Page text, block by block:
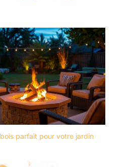
parfait pour votre jardin